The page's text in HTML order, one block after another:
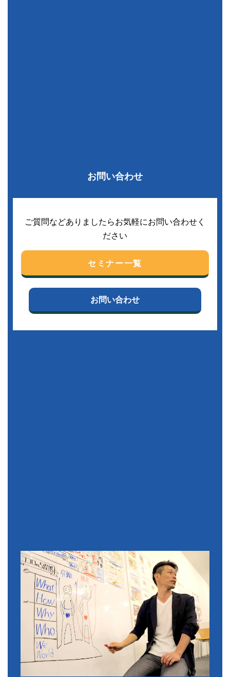
お問い合わせ
ご質問などありましたらお気軽にお問い合わせく
ださい
セミナー一覧
お問い合わせ